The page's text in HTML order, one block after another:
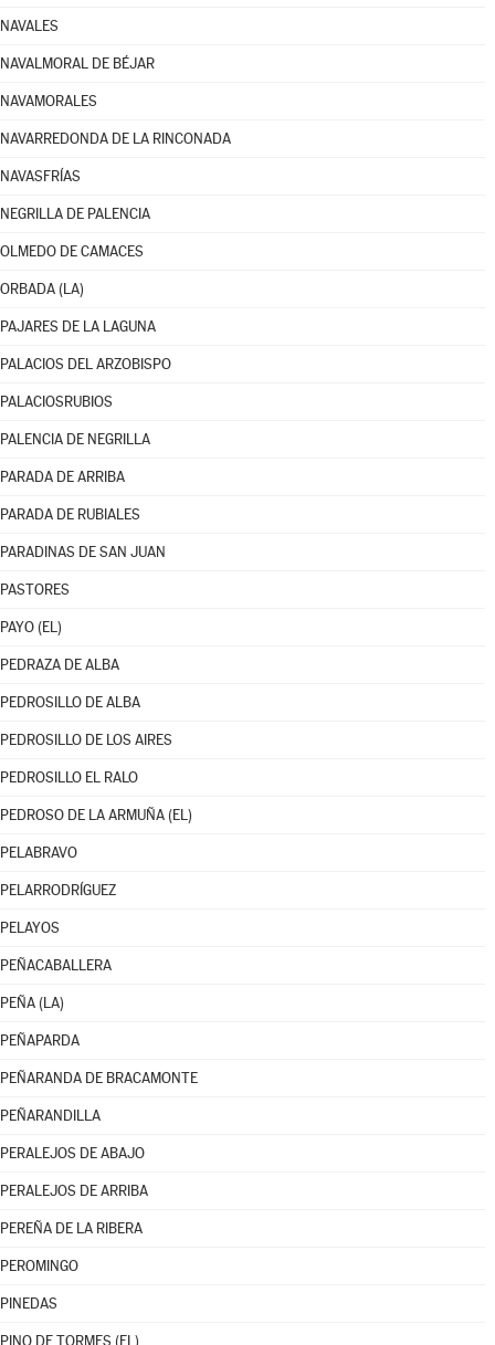
NAVALES
NAVALMORAL DE BÉJAR
NAVAMORALES
NAVARREDONDA DE LA RINCONADA
NAVASFRÍAS
NEGRILLA DE PALENCIA
OLMEDO DE CAMACES
ORBADA (LA)
PAJARES DE LA LAGUNA
PALACIOS DEL ARZOBISPO
PALACIOSRUBIOS
PALENCIA DE NEGRILLA
PARADA DE ARRIBA
PARADA DE RUBIALES
PARADINAS DE SAN JUAN
PASTORES
PAYO (EL)
PEDRAZA DE ALBA
PEDROSILLO DE ALBA
PEDROSILLO DE LOS AIRES
PEDROSILLO EL RALO
PEDROSO DE LA ARMUÑA (EL)
PELABRAVO
PELARRODRÍGUEZ
PELAYOS
PEÑACABALLERA
PEÑA (LA)
PEÑAPARDA
PEÑARANDA DE BRACAMONTE
PEÑARANDILLA
PERALEJOS DE ABAJO
PERALEJOS DE ARRIBA
PEREÑA DE LA RIBERA
PEROMINGO
PINEDAS
PINO DE TORMES (EL)